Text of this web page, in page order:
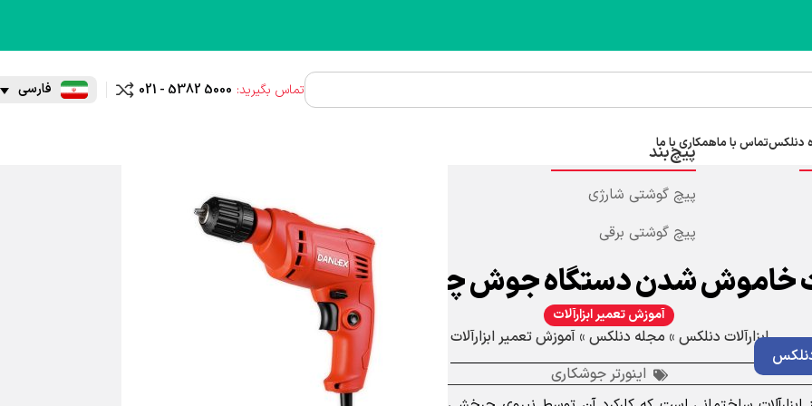
تماس بگیرید: 021 - 5382 5000 مقایسه فارسی
پیچ‌بند
پیچ گوشتی شارژی
پیچ گوشتی برقی
دنلکستماس با ما همکاری با ما
خاموش شدن دستگاه جوش چیست؟
آموزش تعمیر ابزارآلات
ابزارآلات دنلکس»مجله دنلکس»آموزش تعمیر ابزارآلات
اینورتر جوشکاری